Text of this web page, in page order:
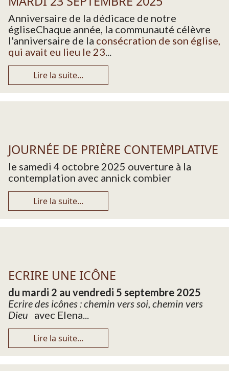
Anniversaire de la dédicace de notre
égliseChaque année, la communauté célèvre
l'anniversaire de la consécration de son église,
qui avait eu lieu le 23...
Lire la suite...
JOURNÉE DE PRIÈRE CONTEMPLATIVE
le samedi 4 octobre 2025 ouverture à la
contemplation avec annick combier
Lire la suite...
ECRIRE UNE ICÔNE
du mardi 2 au vendredi 5 septembre 2025
Ecrire des icônes : chemin vers soi, chemin vers
Dieu avec Elena...
Lire la suite...